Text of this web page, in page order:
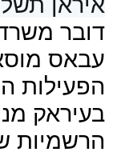
דובר
עבאס
הפעילות
בעיראק
הרשמיות